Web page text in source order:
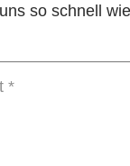
so schnell